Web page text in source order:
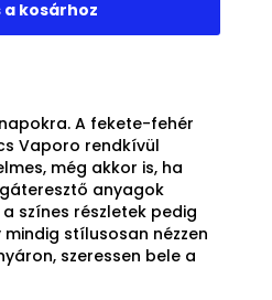
A fekete-fehér
Vaporo rendkívül
még akkor is, ha
anyagok
színes részletek pedig
stílusosan nézzen
szeressen bele a